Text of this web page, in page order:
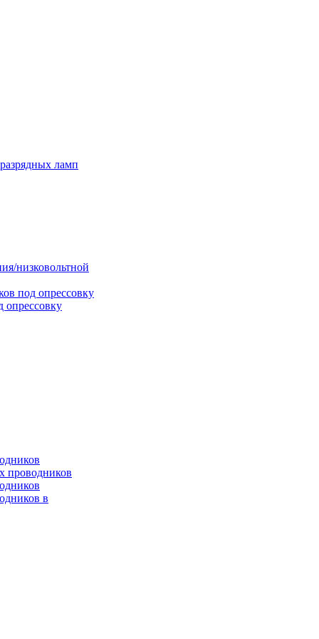
ламп
низковольтной
под опрессовку
опрессовку
проводников
в